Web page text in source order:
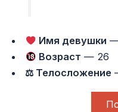
Имя девушки —
Возраст — 26
⚖ Телосложение